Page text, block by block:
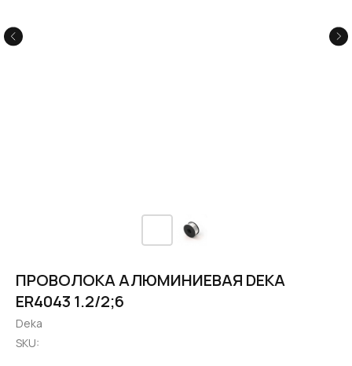
ПРОВОЛОКА АЛЮМИНИЕВАЯ DEKA
ER4043 1.2/2;6
Deka
SKU: